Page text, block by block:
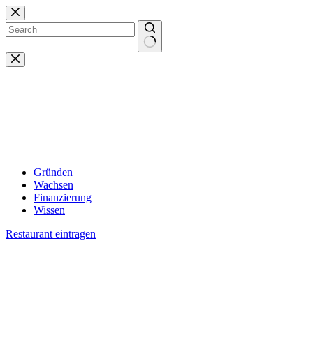
Zum
Inhalt
springen
Keine
Ergebnisse
Gründen
Wachsen
Finanzierung
Wissen
Restaurant eintragen